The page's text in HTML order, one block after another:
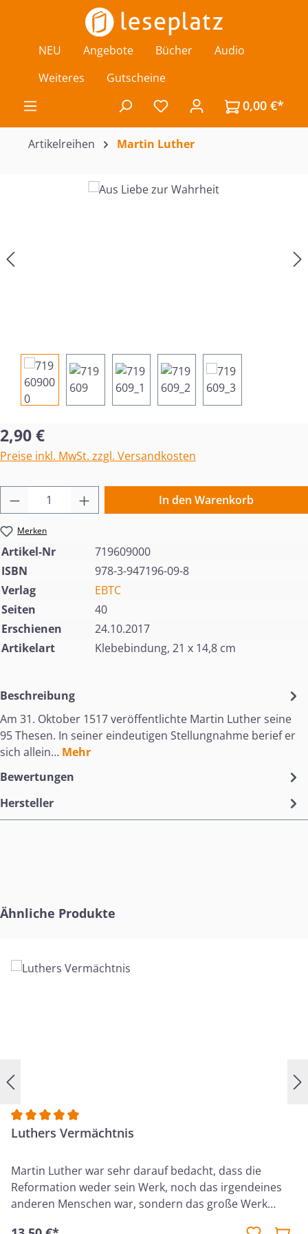
Zum Hauptinhalt springen
NEU Angebote Bücher
Audio
Weiteres
Gutscheine
Du hast 0 Produkte auf
0,00 €*
Artikelreihen Martin Luther
Bildergalerie überspringen
Regulärer Preis:
2,90 €
Preise inkl. MwSt. zzgl. Versandkosten
Produkt Anzahl: Gib den gewünschten
In den Warenkorb
Merken
Artikel-Nr
719609000
ISBN
978-3-947196-09-8
Verlag
EBTC
Seiten
40
Erschienen
24.10.2017
Artikelart
Klebebindung, 21 x 14,8 cm
Beschreibung
Am 31. Oktober 1517 veröffentlichte Martin Luther seine
95 Thesen. In seiner eindeutigen Stellungnahme berief er
sich allein… Mehr
Bewertungen
Hersteller
Produktgalerie überspringen
Ähnliche Produkte
Durchschnittliche Bewertung von 5 von 5 Sternen
Luthers Vermächtnis
Martin Luther war sehr darauf bedacht, dass die
Reformation weder sein Werk, noch das irgendeines
anderen Menschen war, sondern das große Werk